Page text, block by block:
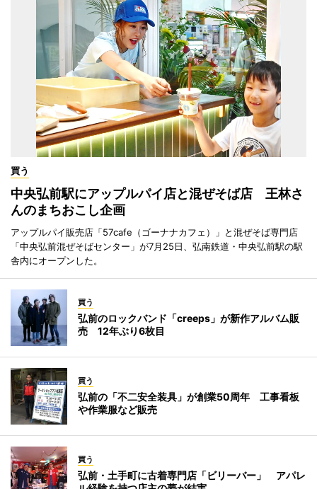
買う
中央弘前駅にアップルパイ店と混ぜそば店 王林さ
んのまちおこし企画
アップルパイ販売店「57cafe（ゴーナナカフェ）」と混ぜそば専門店
「中央弘前混ぜそばセンター」が7月25日、弘南鉄道・中央弘前駅の駅
舎内にオープンした。
買う
弘前のロックバンド「creeps」が新作アルバム販
売 12年ぶり6枚目
買う
弘前の「不二安全装具」が創業50周年 工事看板
や作業服など販売
買う
弘前・土手町に古着専門店「ビリーバー」 アパレ